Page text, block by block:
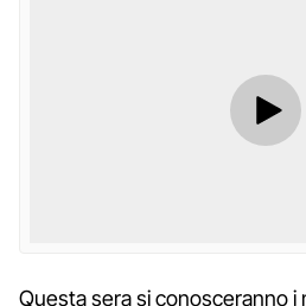
Questa sera si conosceranno i